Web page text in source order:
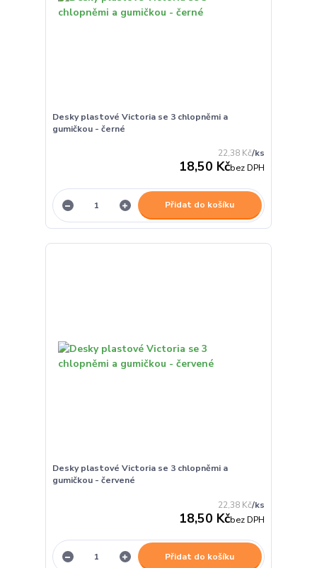
Desky plastové Victoria se 3 chlopněmi a
gumičkou - černé
22,38 Kč/ks
18,50 Kčbez DPH
Přidat do košíku
Desky plastové Victoria se 3 chlopněmi a
gumičkou - červené
22,38 Kč/ks
18,50 Kčbez DPH
Přidat do košíku